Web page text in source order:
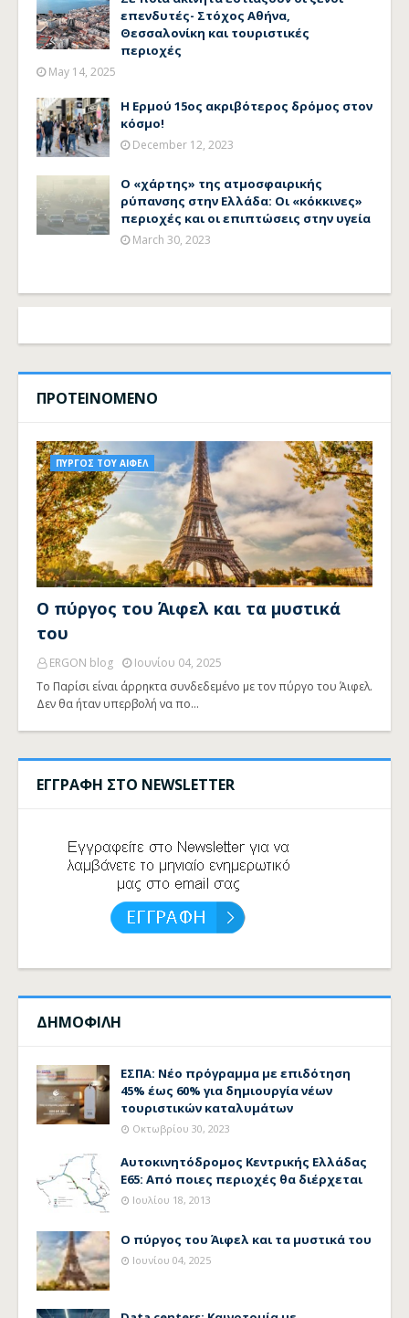
επενδυτές- Στόχος Αθήνα,
Θεσσαλονίκη και τουριστικές
περιοχές
May 14, 2025
Η Ερμού 15ος ακριβότερος δρόμος στον
κόσμο!
December 12, 2023
Ο «χάρτης» της ατμοσφαιρικής
ρύπανσης στην Ελλάδα: Οι «κόκκινες»
περιοχές και οι επιπτώσεις στην υγεία
March 30, 2023
ΠΡΟΤΕΙΝΟΜΕΝΟ
ΠΥΡΓΟΣ ΤΟΥ ΑΙΦΕΛ
Ο πύργος του Άιφελ και τα μυστικά
του
ERGON blog
Ιουνίου 04, 2025
Το Παρίσι είναι άρρηκτα συνδεδεμένο με τον πύργο του Άιφελ.
Δεν θα ήταν υπερβολή να πο…
ΕΓΓΡΑΦΗ ΣΤΟ NEWSLETTER
ΔΗΜΟΦΙΛΗ
ΕΣΠΑ: Νέο πρόγραμμα με επιδότηση
45% έως 60% για δημιουργία νέων
τουριστικών καταλυμάτων
Οκτωβρίου 30, 2023
Αυτοκινητόδρομος Κεντρικής Ελλάδας
Ε65: Από ποιες περιοχές θα διέρχεται
Ιουλίου 18, 2013
Ο πύργος του Άιφελ και τα μυστικά του
Ιουνίου 04, 2025